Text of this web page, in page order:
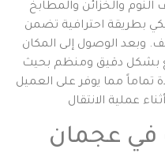
والخزائن والمطابخ
بطريقة احترافية تضمن
وبعد الوصول إلى المكان
بشكل دقيق ومنظم بحيث
تماماً مما يوفر على العميل
في عجمان